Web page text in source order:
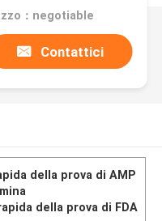
：negotiable
Contattici
della prova di AMP
della prova di FDA